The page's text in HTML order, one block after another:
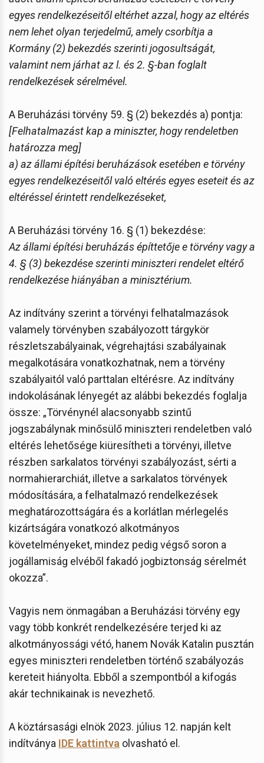
egyes rendelkezéseitől eltérhet azzal, hogy az eltérés
nem lehet olyan terjedelmű, amely csorbítja a
Kormány (2) bekezdés szerinti jogosultságát,
valamint nem járhat az l. és 2. §-ban foglalt
rendelkezések sérelmével.
A Beruházási törvény 59. § (2) bekezdés a) pontja:
[Felhatalmazást kap a miniszter, hogy rendeletben
határozza meg]
a) az állami építési beruházások esetében e törvény
egyes rendelkezéseitől való eltérés egyes eseteit és az
eltéréssel érintett rendelkezéseket,
A Beruházási törvény 16. § (1) bekezdése:
Az állami építési beruházás építtetője e törvény vagy a
4. § (3) bekezdése szerinti miniszteri rendelet eltérő
rendelkezése hiányában a minisztérium.
Az indítvány szerint a törvényi felhatalmazások
valamely törvényben szabályozott tárgykör
részletszabályainak, végrehajtási szabályainak
megalkotására vonatkozhatnak, nem a törvény
szabályaitól való parttalan eltérésre. Az indítvány
indokolásának lényegét az alábbi bekezdés foglalja
össze: „Törvénynél alacsonyabb szintű
jogszabálynak minősülő miniszteri rendeletben való
eltérés lehetősége kiüresítheti a törvényi, illetve
részben sarkalatos törvényi szabályozást, sérti a
normahierarchiát, illetve a sarkalatos törvények
módosítására, a felhatalmazó rendelkezések
meghatározottságára és a korlátlan mérlegelés
kizártságára vonatkozó alkotmányos
követelményeket, mindez pedig végső soron a
jogállamiság elvéből fakadó jogbiztonság sérelmét
okozza”.
Vagyis nem önmagában a Beruházási törvény egy
vagy több konkrét rendelkezésére terjed ki az
alkotmányossági vétó, hanem Novák Katalin pusztán
egyes miniszteri rendeletben történő szabályozás
kereteit hiányolta. Ebből a szempontból a kifogás
akár technikainak is nevezhető.
A köztársasági elnök 2023. július 12. napján kelt
indítványa IDE kattintva olvasható el.